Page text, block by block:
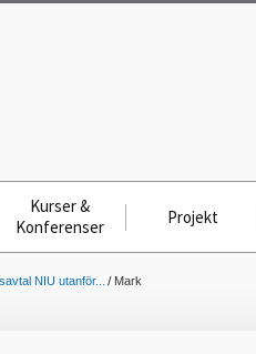
Kurser &
Konferenser
Projekt
NIU utanför... Mark